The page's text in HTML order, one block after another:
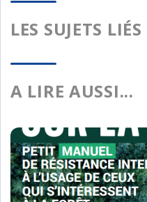
LES SUJETS LIÉS
A LIRE AUSSI...